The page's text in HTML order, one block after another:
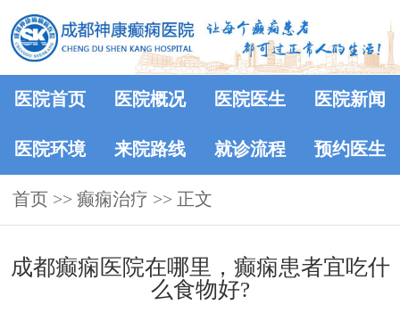
医院首页 医院概况 医院医生 医院新闻
医院环境 来院路线 就诊流程 预约医生
首页 >> 癫痫治疗 >> 正文
成都癫痫医院在哪里，癫痫患者宜吃什
么食物好?